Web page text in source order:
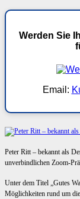
Werden Sie
Email:
Peter Ritt – bekannt als
unverbindlichen Zoom-
Unter dem Titel „Gutes
Möglichkeiten rund um